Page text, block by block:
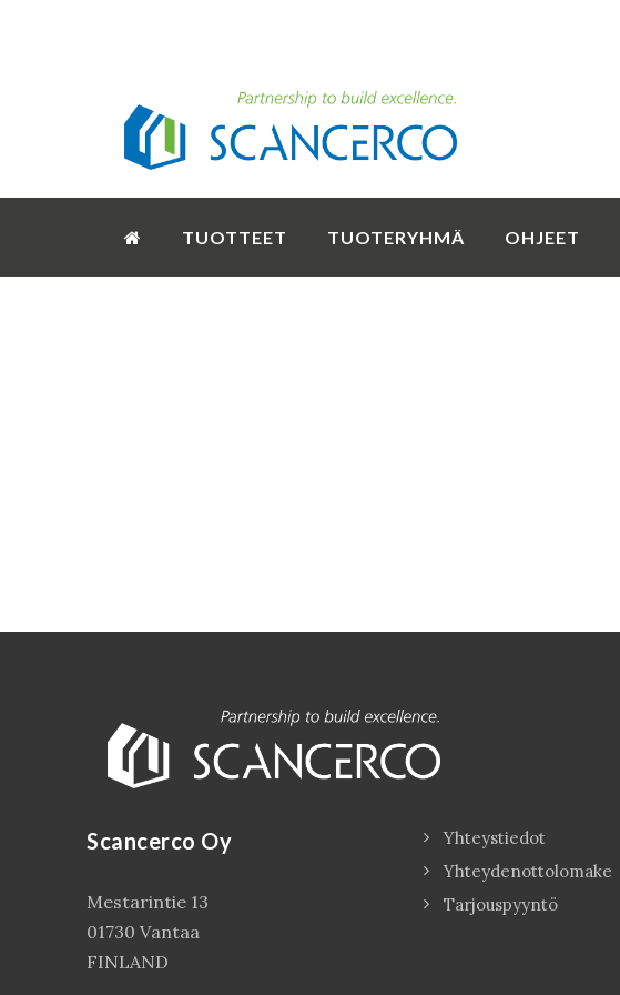
TUOTTEET TUOTERYHMÄ OHJEET
Scancerco Oy
Mestarintie 13
01730 Vantaa
FINLAND
Yhteystiedot
Yhteydenottolomake
Tarjouspyyntö